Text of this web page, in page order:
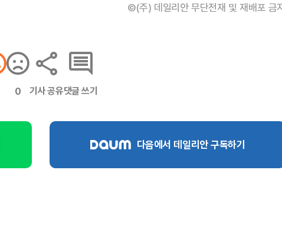
©(주) 데일리안 무단전재 및 재배포 금
0 기사 공유댓글 쓰기
다음에서 데일리안 구독하기